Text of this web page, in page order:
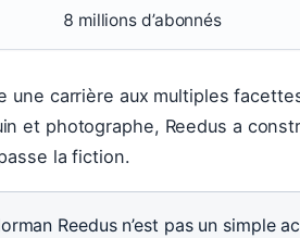
8 millions d’abonnés
une carrière aux multiples
et photographe, Reedus a
la fiction.
Reedus n’est pas un simple